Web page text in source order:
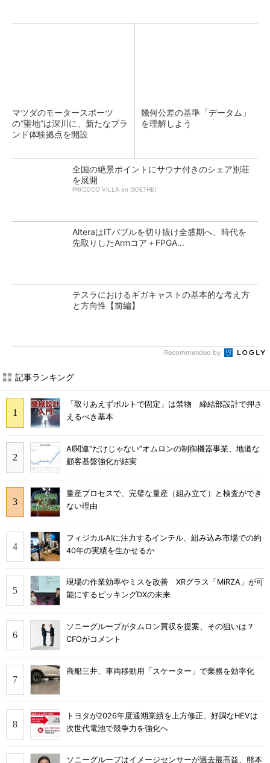
マツダのモータースポーツ
の“聖地”は深川に、新たなブラ
ンド体験拠点を開設
幾何公差の基準「データム」
を理解しよう
全国の絶景ポイントにサウナ付きのシェア別荘
を展開
PR(COCO VILLA on GOETHE)
AlteraはITバブルを切り抜け全盛期へ、時代を
先取りしたArmコア＋FPGA...
テスラにおけるギガキャストの基本的な考え方
と方向性【前編】
Recommended by
記事ランキング
「取りあえずボルトで固定」は禁物 締結部設計で押さ
えるべき基本
AI関連“だけじゃない”オムロンの制御機器事業、地道な
顧客基盤強化が結実
量産プロセスで、完璧な量産（組み立て）と検査ができ
ない理由
フィジカルAIに注力するインテル、組み込み市場での約
40年の実績を生かせるか
現場の作業効率やミスを改善 XRグラス「MiRZA」が可
能にするピッキングDXの未来
ソニーグループがタムロン買収を提案、その狙いは？
CFOがコメント
商船三井、車両移動用「スケーター」で業務を効率化
トヨタが2026年度通期業績を上方修正、好調なHEVは
次世代電池で競争力を強化へ
ソニーグループはイメージセンサーが過去最高益、熊本